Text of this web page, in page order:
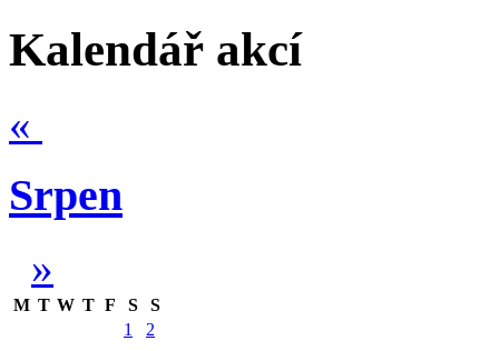
Kalendář akcí
«
Srpen
»
M T W T F S
S
1
2